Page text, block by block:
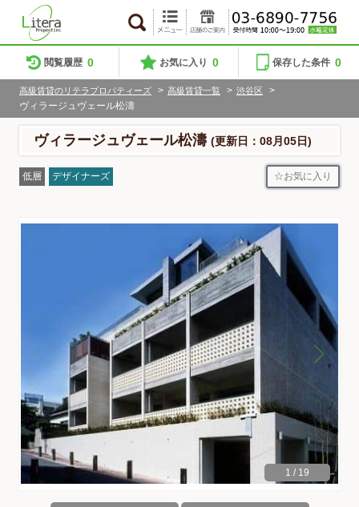
閲覧履歴 0 お気に入り 0 保存した条件 0
高級賃貸のリテラプロパティーズ > 高級賃貸一覧 > 渋谷区
>
ヴィラージュヴェール松濤
ヴィラージュヴェール松濤 (更新日：08月05日)
低層 デザイナーズ お気に入り
1 / 19